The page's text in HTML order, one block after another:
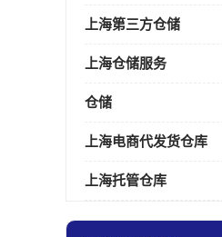
上海第三方仓储
上海仓储服务
仓储
上海电商代发货仓库
上海托管仓库